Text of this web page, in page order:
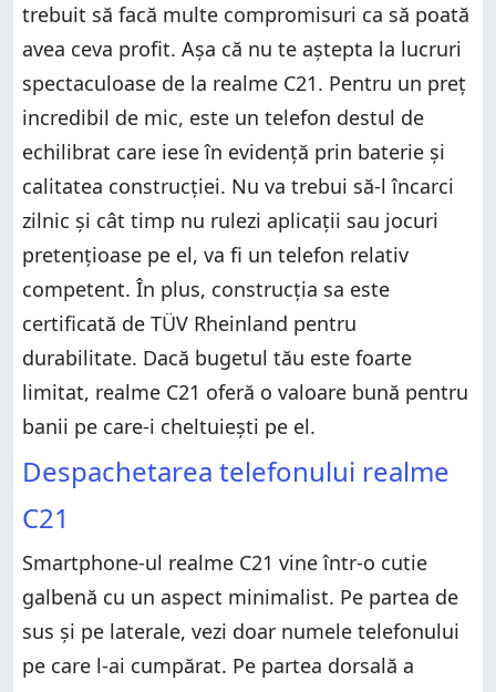
trebuit să facă multe compromisuri ca să poată
avea ceva profit. Așa că nu te aștepta la lucruri
spectaculoase de la realme C21. Pentru un preț
incredibil de mic, este un telefon destul de
echilibrat care iese în evidență prin baterie și
calitatea construcției. Nu va trebui să-l încarci
zilnic și cât timp nu rulezi aplicații sau jocuri
pretențioase pe el, va fi un telefon relativ
competent. În plus, construcția sa este
certificată de TÜV Rheinland pentru
durabilitate. Dacă bugetul tău este foarte
limitat, realme C21 oferă o valoare bună pentru
banii pe care-i cheltuiești pe el.
Despachetarea telefonului realme
C21
Smartphone-ul realme C21 vine într-o cutie
galbenă cu un aspect minimalist. Pe partea de
sus și pe laterale, vezi doar numele telefonului
pe care l-ai cumpărat. Pe partea dorsală a